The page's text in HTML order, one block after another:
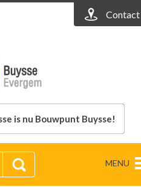
Contact
is nu Bouwpunt Buysse!
MENU